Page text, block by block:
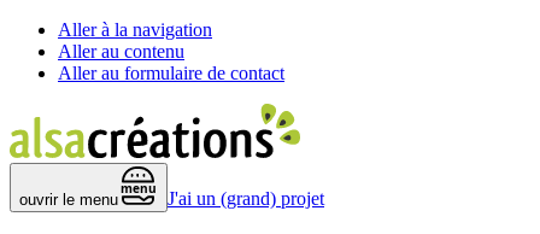
Aller à la navigation
Aller au contenu
Aller au formulaire de contact
ouvrir le menu
menu
J'ai un (grand) projet